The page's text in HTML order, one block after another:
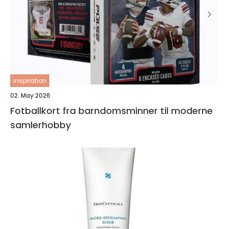
inspiration
02. May 2026
Fotballkort fra barndomsminner til moderne
samlerhobby